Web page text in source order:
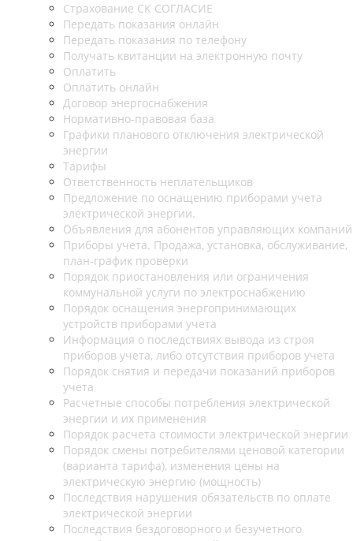
Страхование СК СОГЛАСИЕ
Передать показания онлайн
Передать показания по телефону
Получать квитанции на электронную почту
Оплатить
Оплатить онлайн
Договор энергоснабжения
Нормативно-правовая база
Графики планового отключения электрической
энергии
Тарифы
Ответственность неплательщиков
Предложение по оснащению приборами учета
электрической энергии.
Объявления для абонентов управляющих компаний
Приборы учета. Продажа, установка, обслуживание,
план-график проверки
Порядок приостановления или ограничения
коммунальной услуги по электроснабжению
Порядок оснащения энергопринимающих
устройств приборами учета
Информация о последствиях вывода из строя
приборов учета, либо отсутствия приборов учета
Порядок снятия и передачи показаний приборов
учета
Расчетные способы потребления электрической
энергии и их применения
Порядок расчета стоимости электрической энергии
Порядок смены потребителями ценовой категории
(варианта тарифа), изменения цены на
электрическую энергию (мощность)
Последствия нарушения обязательств по оплате
электрической энергии
Последствия бездоговорного и безучетного